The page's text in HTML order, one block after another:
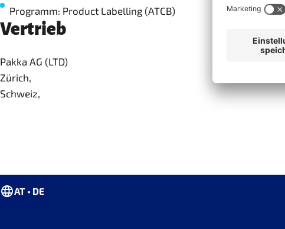
Programm: Product Labelling (ATCB)
Vertrieb
Pakka AG (LTD)
Zürich,
Schweiz,
AT • DE